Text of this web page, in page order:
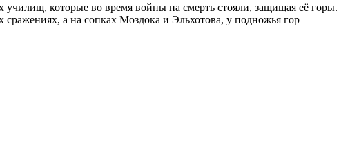
которые во время войны на смерть стояли, защищая её горы.
а на сопках Моздока и Эльхотова, у подножья гор